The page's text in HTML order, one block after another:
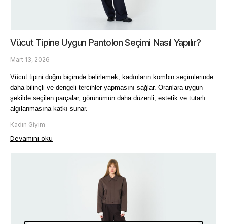
Vücut Tipine Uygun Pantolon Seçimi Nasıl Yapılır?
Mart 13, 2026
Vücut tipini doğru biçimde belirlemek, kadınların kombin seçimlerinde
daha bilinçli ve dengeli tercihler yapmasını sağlar. Oranlara uygun
şekilde seçilen parçalar, görünümün daha düzenli, estetik ve tutarlı
algılanmasına katkı sunar.
Kadın Giyim
Devamını oku